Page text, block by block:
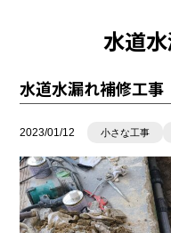
水道
水道水漏れ補修工事
2023/01/12 小さな工事